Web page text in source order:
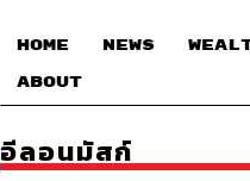
HOME NEWS
ABOUT
อีลอนมัสก์